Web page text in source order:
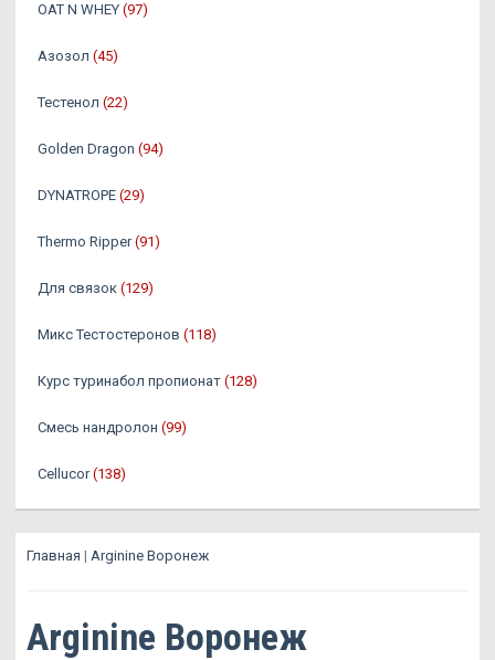
OAT N WHEY (97)
Азозол (45)
Тестенол (22)
Golden Dragon (94)
DYNATROPE (29)
Thermo Ripper (91)
Для связок (129)
Микс Тестостеронов (118)
Курс туринабол пропионат (128)
Смесь нандролон (99)
Cellucor (138)
Главная | Arginine Воронеж
Arginine Воронеж